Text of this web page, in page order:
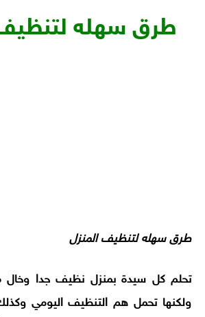
طرق سهله
طرق سهله لتنظيف المنزل
تحلم كل سيدة بمنزل نظيف جدا وخال
ولكنها تحمل هم التنظيف اليومي وكذلك